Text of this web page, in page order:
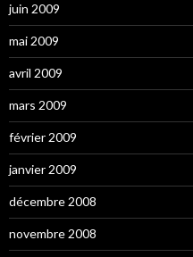
juin 2009
mai 2009
avril 2009
mars 2009
février 2009
janvier 2009
décembre 2008
novembre 2008